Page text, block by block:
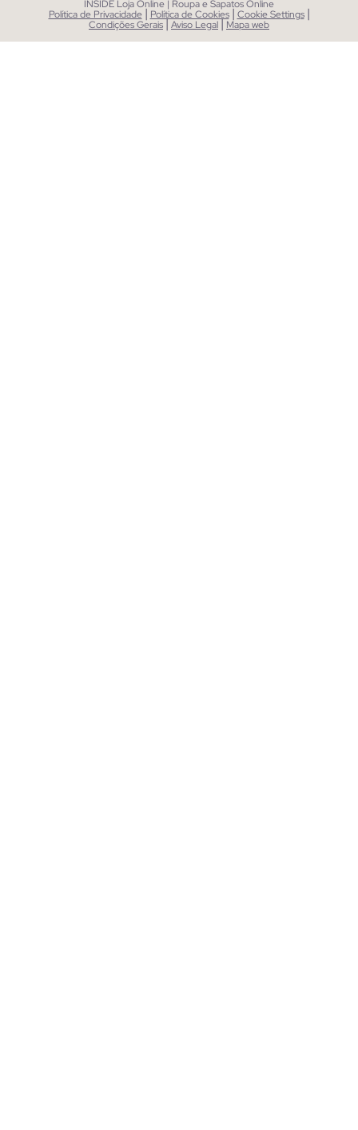
INSIDE Loja Online | Roupa e Sapatos Online
Política de Privacidade | Política de Cookies | Cookie Settings |
Condições Gerais|Aviso Legal| Mapa web